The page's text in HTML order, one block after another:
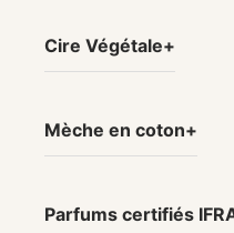
Cire Végétale
Mèche en coton
Parfums certifiés